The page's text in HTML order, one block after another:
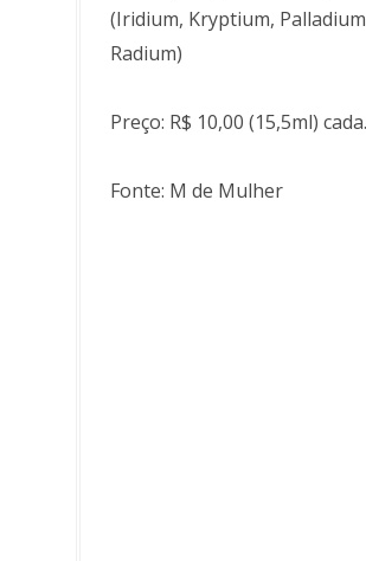
(Iridium, Kryptium,
Radium)
Preço: R$ 10,00 (15,5ml) cada.
Fonte: M de Mulher